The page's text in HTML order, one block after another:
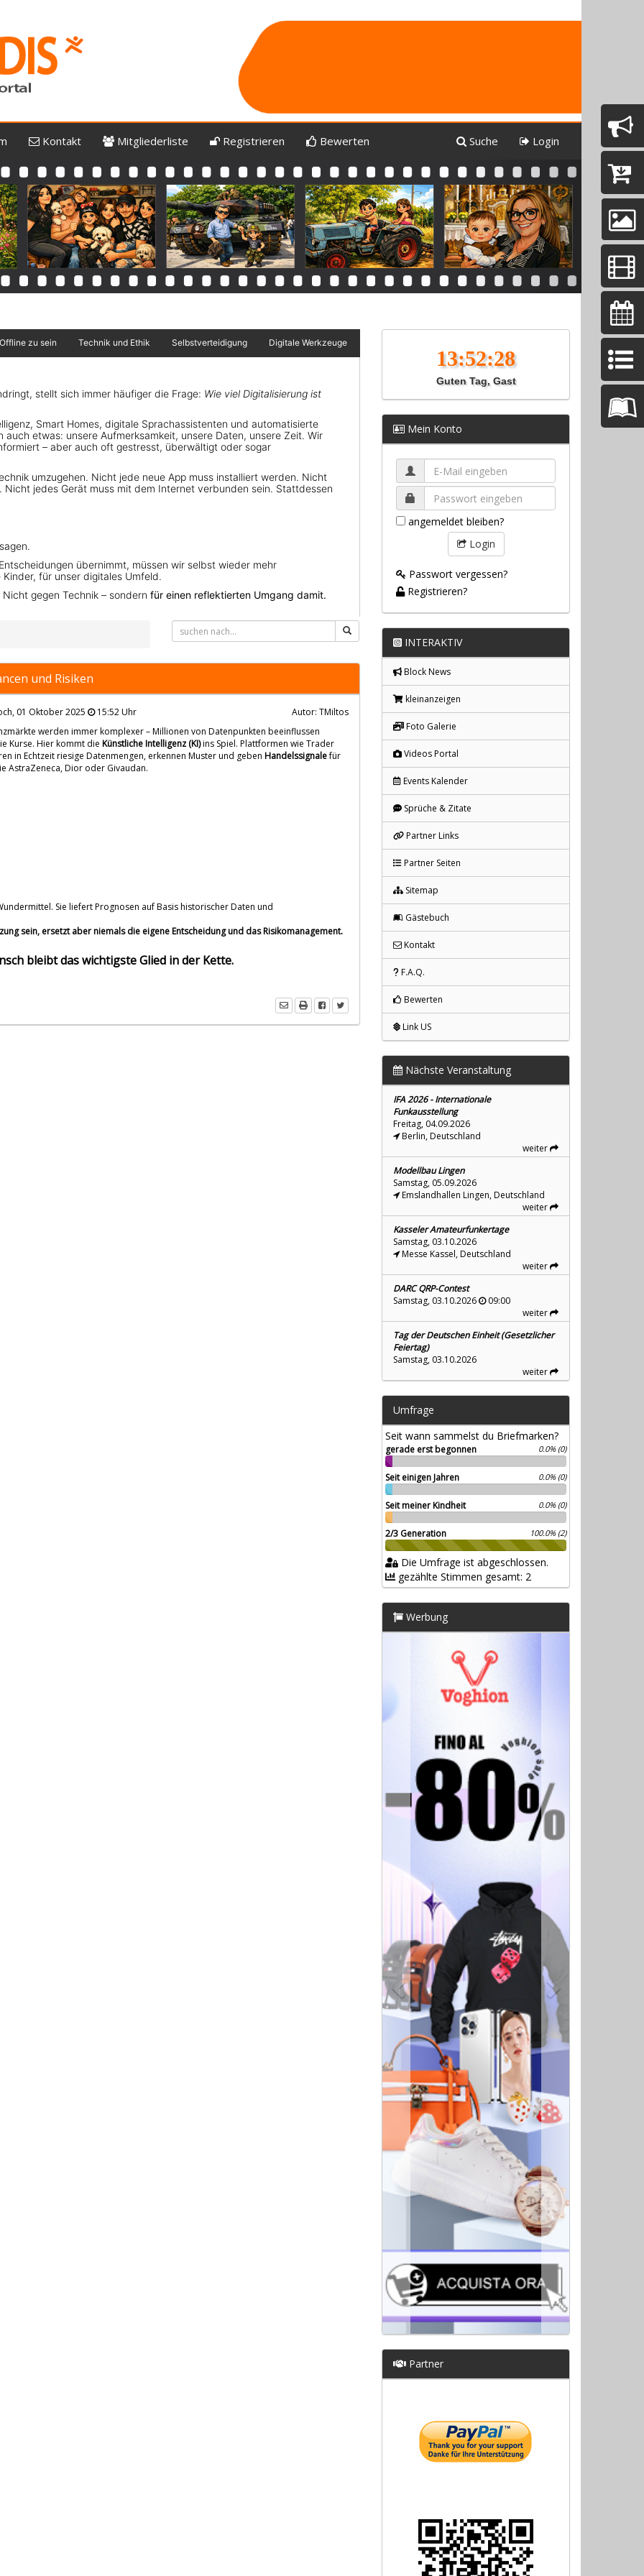
Kontakt Mitgliederliste Registrieren Bewerten Suche Login
Next
und Risiken
01 Oktober 2025 15:52 Uhr
Autor: TMiltos
werden immer komplexer – Millionen von Datenpunkten beeinflussen
Kurse. Hier kommt dieKünstliche Intelligenz (KI)ins Spiel. Plattformen wie Trader
in Echtzeit riesige Datenmengen, erkennen Muster und gebenHandelssignalefür
AstraZeneca, Dior oder Givaudan.
Sie liefert Prognosen auf Basis historischer Daten und
sein, ersetzt aber niemals die eigene Entscheidung und das Risikomanagement.
bleibt das wichtigste Glied in der Kette.
Guten Tag, Gast
Mein Konto
angemeldet bleiben?
Login
Passwort vergessen?
Registrieren?
INTERAKTIV
Block News
kleinanzeigen
Foto Galerie
Videos Portal
Events Kalender
Sprüche & Zitate
Partner Links
Partner Seiten
Sitemap
Gästebuch
Kontakt
F.A.Q.
Bewerten
Link US
Nächste Veranstaltung
IFA 2026 - Internationale
Funkausstellung
Freitag, 04.09.2026
Berlin, Deutschland
weiter
Modellbau Lingen
Samstag, 05.09.2026
Emslandhallen Lingen, Deutschland
weiter
Kasseler Amateurfunkertage
Samstag, 03.10.2026
Messe Kassel, Deutschland
weiter
DARC QRP-Contest
Samstag, 03.10.2026
09:00
weiter
Tag der Deutschen Einheit (Gesetzlicher
Feiertag)
Samstag, 03.10.2026
weiter
Umfrage
Seit wann sammelst du Briefmarken?
gerade erst begonnen 0.0% (0)
Seit einigen Jahren 0.0% (0)
Seit meiner Kindheit 0.0% (0)
2/3 Generation 100.0% (2)
Die Umfrage ist abgeschlossen.
gezählte Stimmen gesamt: 2
Werbung
Partner